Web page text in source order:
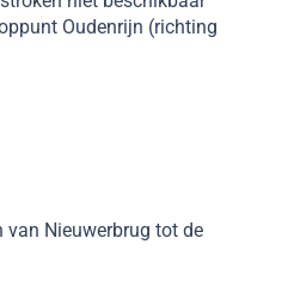
Oudenrijn (richting
van Nieuwerbrug tot de